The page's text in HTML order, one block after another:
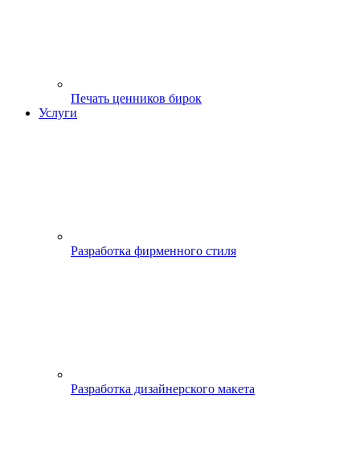
Печать ценников бирок
Услуги
Разработка фирменного стиля
Разработка дизайнерского макета